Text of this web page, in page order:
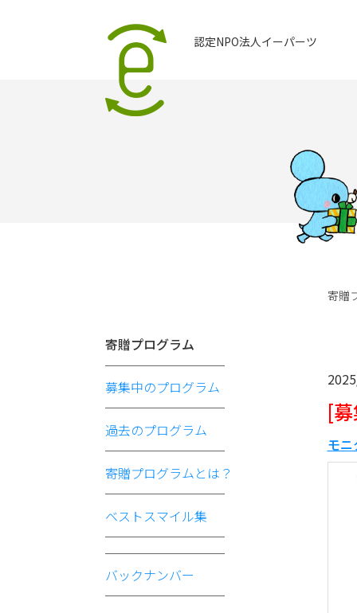
認定NPO法人イーパーツ
寄贈プログラム
募集中のプログラム
過去のプログラム
寄贈プログラムとは？
ベストスマイル集
バックナンバー
寄贈
[
モニ